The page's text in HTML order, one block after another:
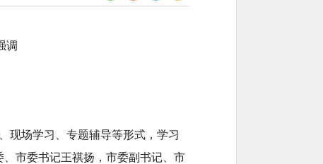
调
现场学习、专题辅导等形式，学习
市委书记王祺扬，市委副书记、市